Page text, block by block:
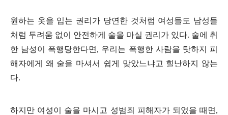
원하는 옷을 입는 권리가 당연한 것처럼 여성들도 남성들
처럼 두려움 없이 안전하게 술을 마실 권리가 있다. 술에 취
한 남성이 폭행당한다면, 우리는 폭행한 사람을 탓하지 피
해자에게 왜 술을 마셔서 쉽게 맞았느냐고 힐난하지 않는
다.
하지만 여성이 술을 마시고 성범죄 피해자가 되었을 때면,